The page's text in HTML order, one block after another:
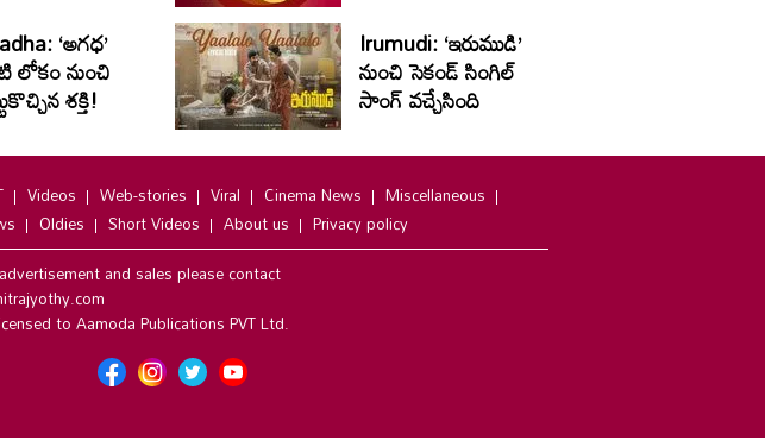
‘అగధ’
లోకం నుంచి
శక్తి!
Irumudi: ‘ఇరుముడి’
నుంచి సెకండ్ సింగిల్
సాంగ్ వచ్చేసింది
Videos Web-stories Viral Cinema News
Miscellaneous
Oldies Short Videos About us
Privacy policy
and sales please contact
to Aamoda Publications PVT Ltd.